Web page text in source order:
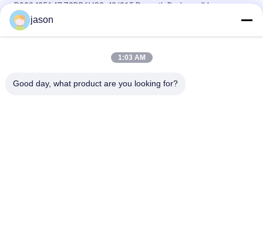
R900425647 Z2DB6VC2-42/315 Rexroth Drukregelklep
R901493886 4WRPEH10C3B100L-3X/M/24A1 Rexroth
4WRPEH-3X Serie Proportioneel Klep
R901382312 4WRPEH6C3B12L-3X/M/24A1 Rexroth 4WRPEH-
jason
1:03 AM
Good day, what product are you looking for?